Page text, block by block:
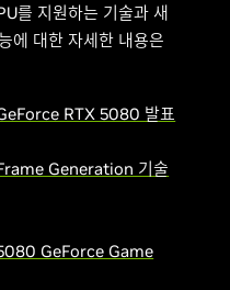
를 지원하는 기술과 새
에 대한 자세한 내용은
RTX 5080 발표
Generation 기술
GeForce Game